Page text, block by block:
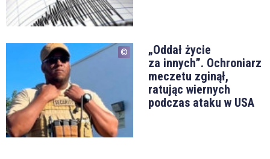
„Oddał życie
za innych”. Ochroniarz
meczetu zginął,
ratując wiernych
podczas ataku w USA